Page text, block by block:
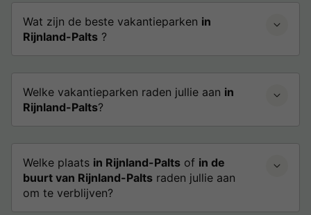
Wat zijn de beste vakantieparken in
Rijnland-Palts ?
Welke vakantieparken raden jullie aan in
Rijnland-Palts?
Welke plaats in Rijnland-Palts of in de
buurt van Rijnland-Palts raden jullie aan
om te verblijven?